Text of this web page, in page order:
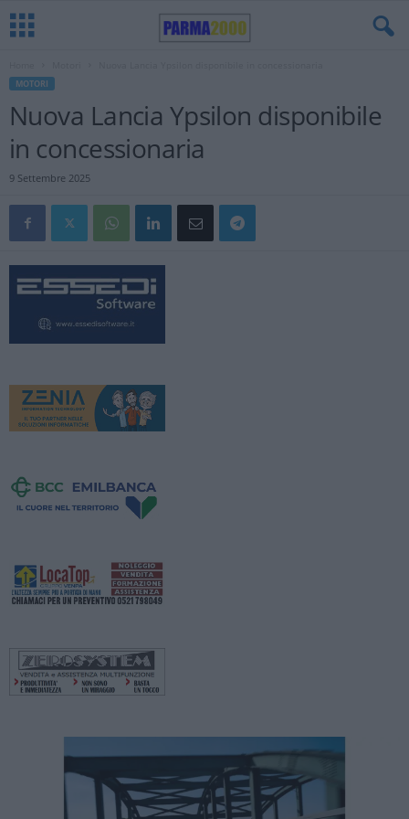
MOTORI
Nuova Lancia Ypsilon disponibile
in concessionaria
9 Settembre 2025